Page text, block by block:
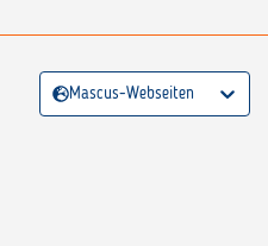
Mascus-Webseiten